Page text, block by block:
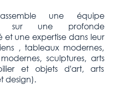
une équipe
sur une profonde
une expertise dans leur
, tableaux modernes,
sculptures, arts
et objets d'art, arts
design).